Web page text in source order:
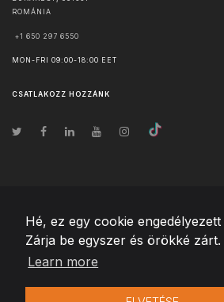
Hé, ez egy cookie engedélyezett
Zárja be egyszer és örökké zárt.
Learn more
ROMÁNIA
+1 650 297 6550
MON-FRI 09:00-18:00 EET
CSATLAKOZZ HOZZÁNK
© Szerzői jog2026 Team Extension Hungary-
Changelog ● Ezen webhely használatával